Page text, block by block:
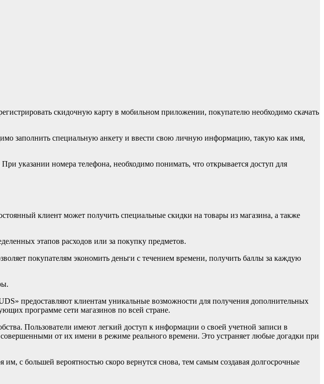
скидочную карту в мобильном приложении, покупателю необходимо скачать
заполнить специальную анкету и ввести свою личную информацию, такую ​​как имя,
указании номера телефона, необходимо понимать, что открывается доступ для
клиент может получить специальные скидки на товары из магазина, а также
этапов расходов или за покупку предметов.
покупателям экономить деньги с течением времени, получить баллы за каждую
предоставляют клиентам уникальные возможности для получения дополнительных
программе сети магазинов по всей стране.
Пользователи имеют легкий доступ к информации о своей учетной записи в
от их имени в режиме реального времени. Это устраняет любые догадки при
с большей вероятностью скоро вернутся снова, тем самым создавая долгосрочные